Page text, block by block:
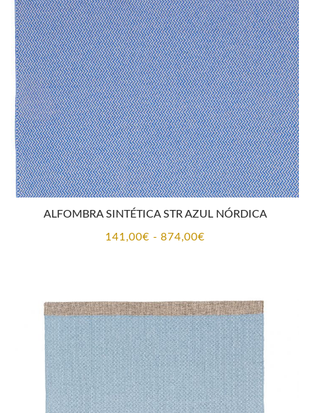
hasta
874,00€
ALFOMBRA SINTÉTICA STR AZUL NÓRDICA
141,00€ - 874,00€Rango
141,00€
hasta
874,00€